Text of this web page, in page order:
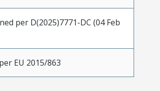
per D(2025)7771-DC (04 Feb
EU 2015/863